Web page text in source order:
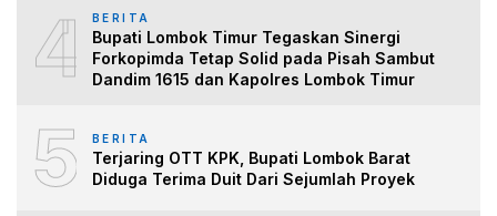
4 BERITA
Bupati Lombok Timur Tegaskan Sinergi
Forkopimda Tetap Solid pada Pisah Sambut
Dandim 1615 dan Kapolres Lombok Timur
5 BERITA
Terjaring OTT KPK, Bupati Lombok Barat
Diduga Terima Duit Dari Sejumlah Proyek